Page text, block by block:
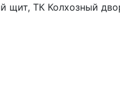
щит, ТК Колхозный